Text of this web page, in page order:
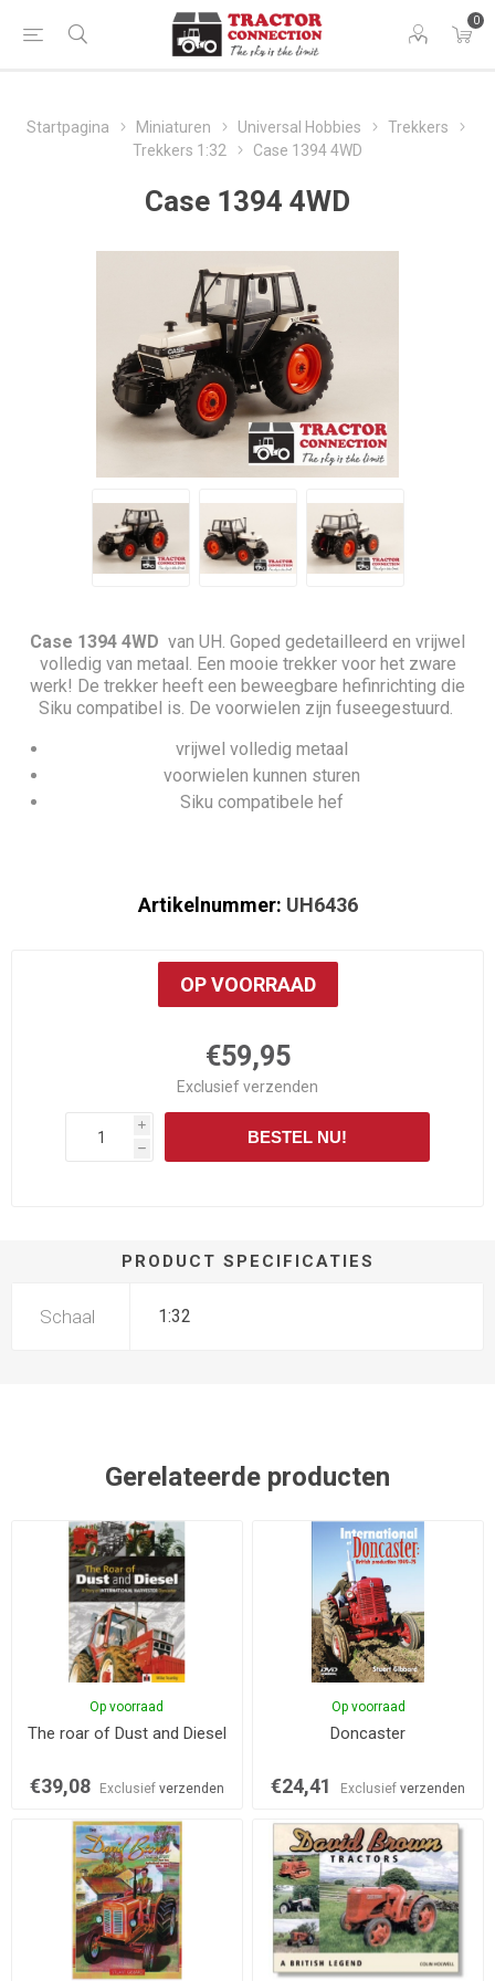
0
Startpagina Miniaturen Universal Hobbies
Trekkers
Trekkers 1:32
Case 1394 4WD
Case 1394 4WD
Case 1394 4WD van UH. Goped gedetailleerd en vrijwel
volledig van metaal. Een mooie trekker voor het zware
werk! De trekker heeft een beweegbare hefinrichting die
Siku compatibel is. De voorwielen zijn fuseegestuurd.
vrijwel volledig metaal
voorwielen kunnen sturen
Siku compatibele hef
Artikelnummer: UH6436
OP VOORRAAD
€59,95
Exclusiefverzenden
i
h
BESTEL NU!
PRODUCT SPECIFICATIES
Schaal 1:32
Gerelateerde producten
Op voorraad
The roar of Dust and Diesel
€39,08 Exclusief verzenden
Op voorraad
Doncaster
€24,41 Exclusiefverzenden